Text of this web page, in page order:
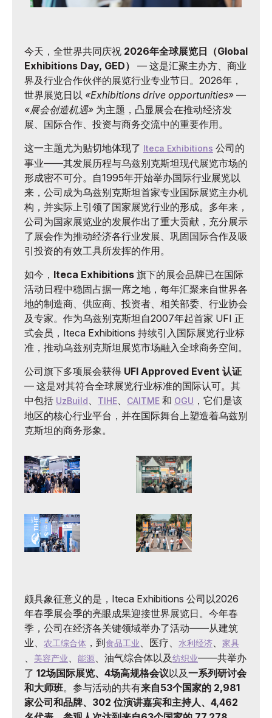
今天，全世界共同庆祝 2026年全球展览日（Global
Exhibitions Day, GED）
— 这是汇聚主办方、商业
界及行业合作伙伴的展览行业专业节日。2026年，
世界展览日以 «Exhibitions drive opportunities» —
«展会创造机遇» 为主题，凸显展会在推动经济发
展、国际合作、投资与商务交流中的重要作用。
这一主题尤为贴切地体现了 Iteca Exhibitions 公司的
事业——其发展历程与乌兹别克斯坦现代展览市场的
形成密不可分。自1995年开始举办国际行业展览以
来，公司成为乌兹别克斯坦首家专业国际展览主办机
构，并实际上引领了国家展览行业的形成。多年来，
公司为国家展览业的发展作出了重大贡献，充分展示
了展会作为推动经济各行业发展、巩固国际合作及吸
引投资的有效工具所发挥的作用。
如今， Iteca Exhibitions 旗下的展会品牌已在国际
活动日程中稳固占据一席之地，每年汇聚来自世界各
地的制造商、供应商、投资者、相关部委、行业协会
及专家。作为乌兹别克斯坦自2007年起首家 UFI 正
式会员，Iteca Exhibitions 持续引入国际展览行业标
准，推动乌兹别克斯坦展览市场融入全球商务空间。
公司旗下多项展会获得 UFI Approved Event 认证
— 这是对其符合全球展览行业标准的国际认可。其
中包括 UzBuild TIHE CAITME 和 OGU ，它们是该
地区的核心行业平台，并在国际舞台上塑造着乌兹别
克斯坦的商务形象。
颇具象征意义的是，Iteca Exhibitions 公司以2026
年春季展会季的亮眼成果迎接世界展览日。今年春
季，公司在经济各关键领域举办了活动——从建筑
业、
农工综合体 ，到食品工业 、医疗、 水利经济 家具
美容产业 能源 、油气综合体以及纺织业——共举办
了 12场国际展览、4场高规格会议以及一系列研讨会
和大师班。参与活动的共有来自53个国家的 2,981
家公司和品牌、302 位演讲嘉宾和主持人、4,462